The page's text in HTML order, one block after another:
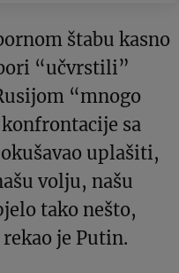
štabu kasno
“učvrstili”
“mnogo
sa
uplašiti,
volju, našu
tako nešto,
je Putin.